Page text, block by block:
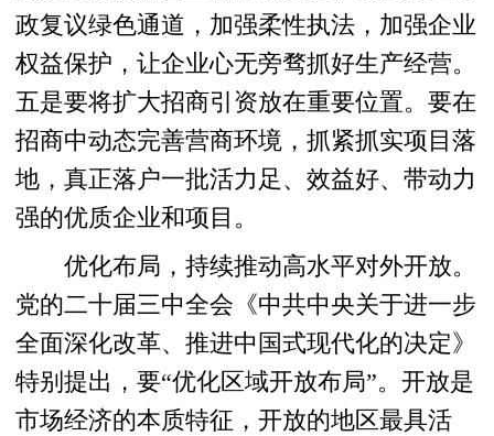
政复议绿色通道，加强柔性执法，加强企业
权益保护，让企业心无旁骛抓好生产经营。
五是要将扩大招商引资放在重要位置。要在
招商中动态完善营商环境，抓紧抓实项目落
地，真正落户一批活力足、效益好、带动力
强的优质企业和项目。
优化布局，持续推动高水平对外开放。
党的二十届三中全会《中共中央关于进一步
全面深化改革、推进中国式现代化的决定》
特别提出，要“优化区域开放布局”。开放是
市场经济的本质特征，开放的地区最具活